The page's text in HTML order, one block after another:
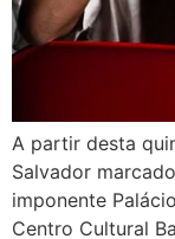
A partir desta
Salvador
imponente
Centro Cultural